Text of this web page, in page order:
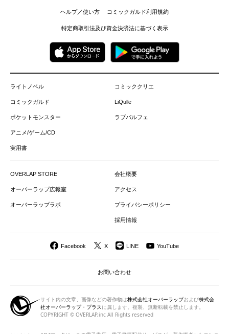
ヘルプ／使い方 コミックガルド利用規約
特定商取引法及び資金決済法に基づく表示
ライトノベル
コミックガルド
ポケットモンスター
アニメ/ゲーム/CD
実用書
コミッククリエ
LiQulle
ラブパルフェ
OVERLAP STORE
オーバーラップ広報室
オーバーラップラボ
会社概要
アクセス
プライバシーポリシー
採用情報
Facebook X LINE YouTube
お問い合わせ
サイト内の文章、画像などの著作物は株式会社オーバーラップおよび株式会
社オーバーラップ・プラスに属します。複製、無断転載を禁止します。
COPYRIGHT © OVERLAP,inc All Rights reserved